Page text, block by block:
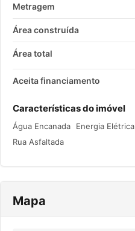
Metragem
Área construída
Área total
Aceita financiamento
Características do imóvel
Água Encanada Energia Elétrica
Rua Asfaltada
Mapa